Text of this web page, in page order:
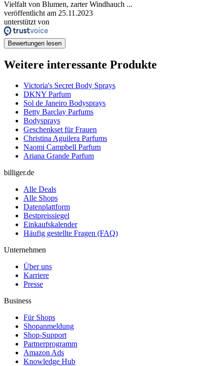
Vielfalt von Blumen, zarter Windhauch ...
veröffentlicht am 25.11.2023
unterstützt von
Bewertungen lesen
Weitere interessante Produkte
Victoria's Secret Body Sprays
DKNY Parfum
Sol de Janeiro Bodysprays
Betty Barclay Parfums
Bodysprays
Geschenkset für Frauen
Christina Aguilera Parfums
Naomi Campbell Parfum
Ariana Grande Parfum
billiger.de
Alle Deals
Alle Shops
Datenplattform
Bestpreissiegel
Einkaufskalender
Häufig gestellte Fragen (FAQ)
Unternehmen
Über uns
Karriere
Presse
Business
Für Shops
Shopanmeldung
Shop-Support
Partnerprogramm
Amazon Ads
Knowledge Hub